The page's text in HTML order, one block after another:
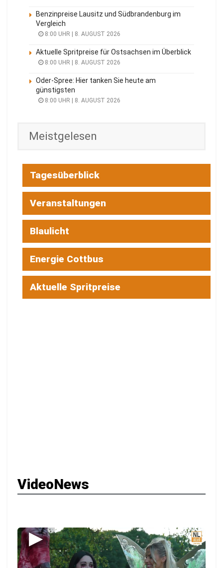
Benzinpreise Lausitz und Südbrandenburg im
Vergleich
8:00 UHR | 8. AUGUST 2026
Aktuelle Spritpreise für Ostsachsen im Überblick
8:00 UHR | 8. AUGUST 2026
Oder-Spree: Hier tanken Sie heute am
günstigsten
8:00 UHR | 8. AUGUST 2026
Meistgelesen
Tagesüberblick
Veranstaltungen
Blaulicht
Energie Cottbus
Aktuelle Spritpreise
VideoNews
▶